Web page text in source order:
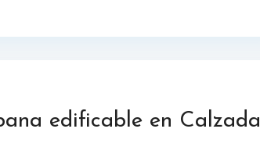
edificable en Calzada